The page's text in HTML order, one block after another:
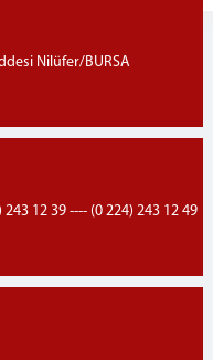
Nilüfer/BURSA
12 39 ---- (0 224) 243 12 49